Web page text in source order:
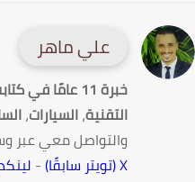
علي ماهر
خبرة 11 عامًا في كتابة المقالات
التقنية،السيارات،
والتواصل معي عبر
-لينكدإن